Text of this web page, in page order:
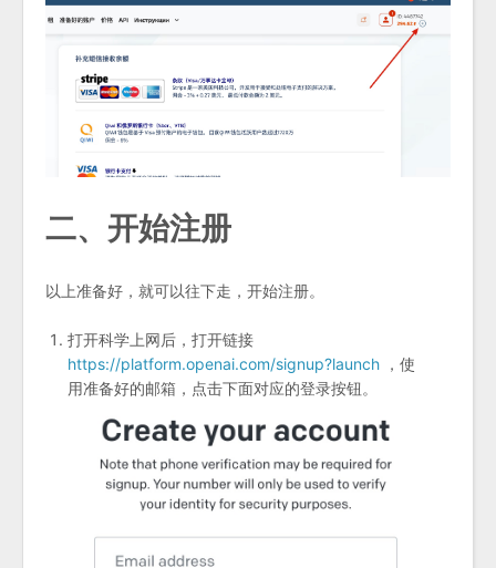
二、开始注册
以上准备好，就可以往下走，开始注册。
打开科学上网后，打开链接
https://platform.openai.com/signup?launch ，使
用准备好的邮箱，点击下面对应的登录按钮。